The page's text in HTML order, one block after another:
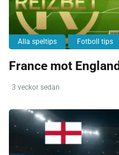
Alla speltips Fotboll tips
France mot
3 veckor sedan